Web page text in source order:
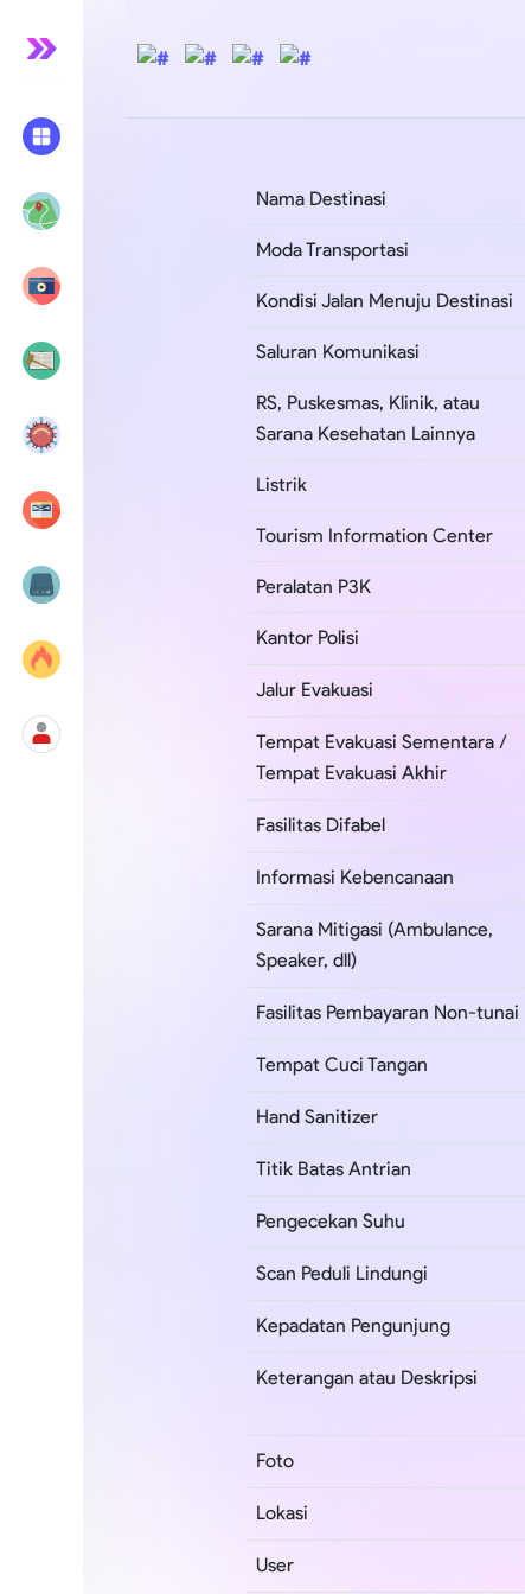
Nama Destinasi
Moda Transportasi
Kondisi Jalan Menuju Destinasi
Saluran Komunikasi
RS, Puskesmas, Klinik, atau
Sarana Kesehatan Lainnya
Listrik
Tourism Information Center
Peralatan P3K
Kantor Polisi
Jalur Evakuasi
Tempat Evakuasi Sementara /
Tempat Evakuasi Akhir
Fasilitas Difabel
Informasi Kebencanaan
Sarana Mitigasi (Ambulance,
Speaker, dll)
Fasilitas Pembayaran Non-tunai
Tempat Cuci Tangan
Hand Sanitizer
Titik Batas Antrian
Pengecekan Suhu
Scan Peduli Lindungi
Kepadatan Pengunjung
Keterangan atau Deskripsi
Foto
Lokasi
User